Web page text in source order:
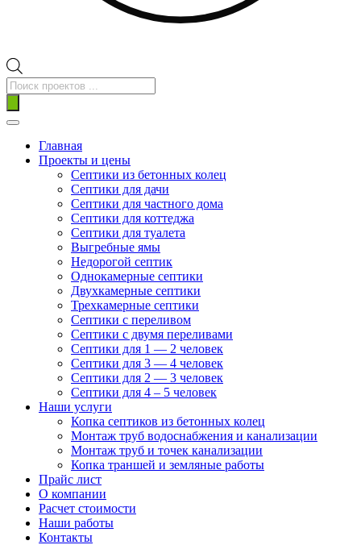
Поиск
товаров
Главная
Проекты и цены
Септики из бетонных колец
Септики для дачи
Септики для частного дома
Септики для коттеджа
Септики для туалета
Выгребные ямы
Недорогой септик
Однокамерные септики
Двухкамерные септики
Трехкамерные септики
Септики с переливом
Септики с двумя переливами
Септики для 1 — 2 человек
Септики для 3 — 4 человек
Септики для 2 — 3 человек
Септики для 4 – 5 человек
Наши услуги
Копка септиков из бетонных колец
Монтаж труб водоснабжения и канализации
Монтаж труб и точек канализации
Копка траншей и земляные работы
Прайс лист
О компании
Расчет стоимости
Наши работы
Контакты